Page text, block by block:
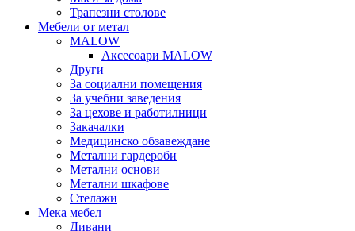
Трапезни столове
Мебели от метал
MALOW
Аксесоари MALOW
Други
За социални помещения
За учебни заведения
За цехове и работилници
Закачалки
Медицинско обзавеждане
Метални гардероби
Метални основи
Метални шкафове
Стелажи
Мека мебел
Дивани